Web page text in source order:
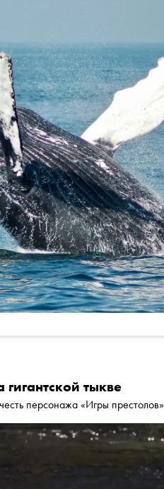
тыкве
персонажа «Игры престолов»